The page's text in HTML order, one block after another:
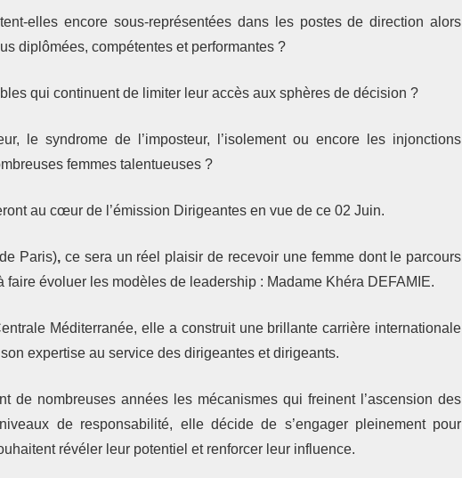
elles encore sous-représentées dans les postes de direction alors
diplômées, compétentes et performantes ?
qui continuent de limiter leur accès aux sphères de décision ?
le syndrome de l’imposteur, l’isolement ou encore les injonctions
femmes talentueuses ?
au cœur de l’émission Dirigeantes en vue de ce 02 Juin.
Paris), ce sera un réel plaisir de recevoir une femme dont le parcours
faire évoluer les modèles de leadership : Madame Khéra DEFAMIE.
Méditerranée, elle a construit une brillante carrière internationale
expertise au service des dirigeantes et dirigeants.
de nombreuses années les mécanismes qui freinent l’ascension des
de responsabilité, elle décide de s’engager pleinement pour
révéler leur potentiel et renforcer leur influence.